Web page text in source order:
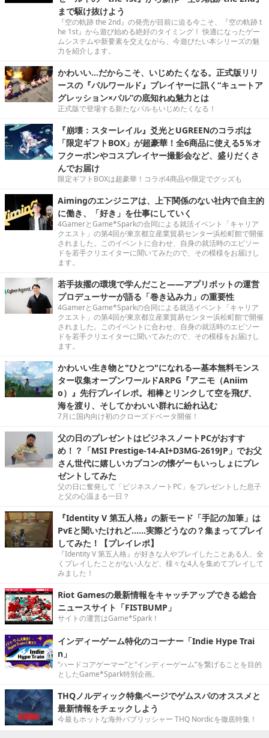
まで駆け抜けよう
『空の軌跡 the 2nd』の発売が目前に迫る今こそ、『空の軌跡 t
he 1st』から遊び始める絶好のタイミング！ 快適になったゲー
ムシステムや新要素を交えながら、今遊びたい本シリーズの魅
力を紹介します。
かわいい…だからこそ、いじめたくなる。正式版リリ
ースの『パルワールド』プレイヤーに訊く“キュートア
グレッション×パル”の底知れぬ魅力とは
正式版で登場する新たなパルもいじめたくなる！
『崩壊：スターレイル』爻光とUGREENのコラボは
「限定ギフトBOX」が超豪華！全6商品に使える5％オ
フクーポンやコスプレイヤー撮影会など、盛りだくさ
んでお届け
限定ギフトBOXは超豪華！コラボ4商品や限定でグッズも
Aimingのエンジニアは、上下関係のない社内で自主的
に働き、「好き」を仕事にしていく
4GamerとGame*Sparkの合同による就活イベント「キャリア
クエスト」の第4回が東京都立産業貿易センター浜松町館で開催
されました。このイベントに合わせ、自身の就活時のエピソー
ドを若手クリエイターに聞いてみたので、その模様をお届けし
ます。
若手抜擢の環境で学んだこと――アプリボットの運営
プロデューサーが語る「巻き込み力」の重要性
4GamerとGame*Sparkの合同による就活イベント「キャリア
クエスト」の第4回が東京都立産業貿易センター浜松町館で開催
されました。このイベントに合わせ、自身の就活時のエピソー
ドを若手クリエイターに聞いてみたので、その模様をお届けし
ます。
かわいい生き物と"ひとつ"になれる―基本無料モンス
ター収集オープンワールドARPG『アニモ（Aniim
o）』先行プレイレポ。相棒とリンクして空を飛び、
海を渡り、そしてかわいい群れに紛れ込む
7月に国内向け初のクローズドベータ開催！
父の日のプレゼントはビジネスノートPCがおすす
め！？「MSI Prestige-14-AI+D3MG-2619JP」でお父
さん世代に嬉しいカプコンの懐ゲーもいっしょにプレ
ゼントしてみた
父の日に奮発して「ビジネスノートPC」をプレゼントした息子
と父の心温まる一日？
『Identity V 第五人格』の新モード「手記の加筆」は
PvEと聞いたけれど……実際どうなの？集まってプレイ
してみた！【プレイレポ】
『Identity V 第五人格』が好きな人やプレイしたことある人、全
くプレイしたことがない人など、様々な4人を集めてプレイして
みました！
Riot Gamesの最新情報をキャッチアップできる総合
ニュースサイト「FISTBUMP」
サイトの運営はGame*Spark！
インディーゲーム特化のコーナー「Indie Hype Trai
n」
“ハードコアゲーマー”と“インディーゲーム”を繋げることを目的
としたGame*Spark特別企画。
THQノルディック特集ページでゲムスパのオススメと
最新情報をチェックしよう
今最もホットな海外パブリッシャー THQ Nordicを徹底特集！